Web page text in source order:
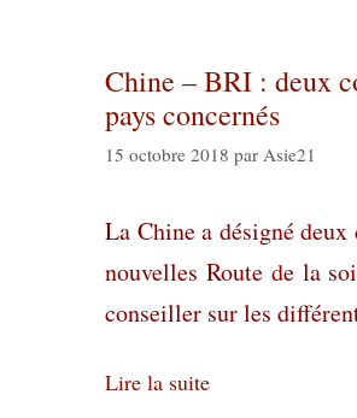
Chine – BRI : deux
pays concernés
15 octobre 2018 par Asie21
La Chine a désigné
nouvelles Route de la
conseiller sur les
Lire la suite